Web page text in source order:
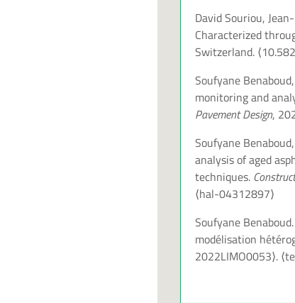
David Souriou,
Characterized
Switzerland.
Soufyane
monitoring and
Pavement Design,
Soufyane
analysis of aged
techniques.
⟨hal-04312897⟩
Soufyane
modélisation
2022LIMO0053⟩.